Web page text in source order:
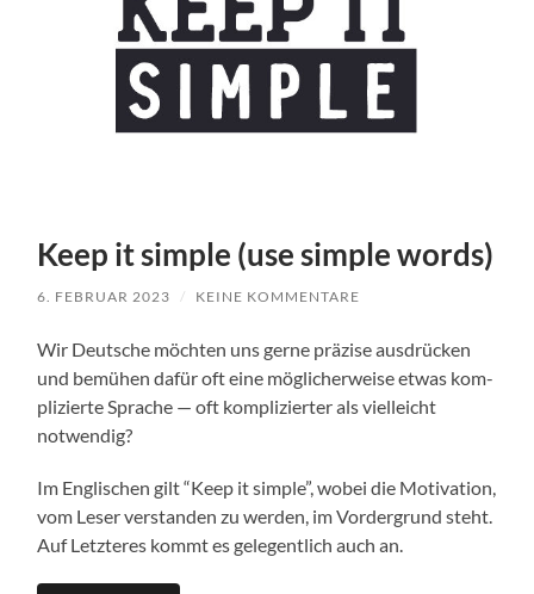
Keep it simple (use simple words)
6. FEBRUAR 2023 / KEINE KOMMENTARE
Wir Deutsche möcht­en uns gerne präzise aus­drück­en
und bemühen dafür oft eine möglicher­weise etwas kom­
plizierte Sprache — oft kom­pliziert­er als vielle­icht
notwendig?
Im Englis­chen gilt “Keep it sim­ple”, wobei die Moti­va­tion,
vom Leser ver­standen zu wer­den, im Vorder­grund ste­ht.
Auf Let­zteres kommt es gele­gentlich auch an.